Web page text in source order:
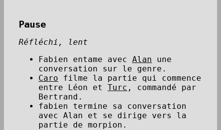
Pause
Réfléchi, lent
Fabien entame avec Alan une
conversation sur le genre.
Caro filme la partie qui commence
entre Léon et Turc , commandé par
Bertrand.
fabien termine sa conversation
avec Alan et se dirige vers la
partie de morpion.